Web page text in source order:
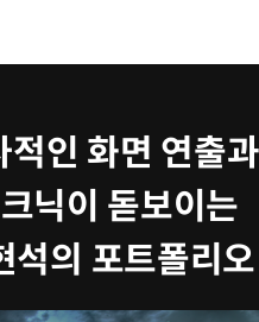
적인 화면 연출과
닉이 돋보이는
석의 포트폴리오